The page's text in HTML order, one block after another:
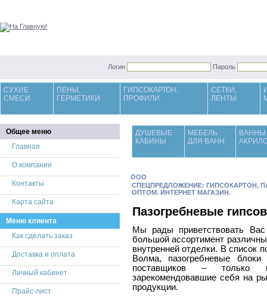
Логин Пароль
СУХИЕ
СМЕСИ
ПЕНЫ,
ГЕРМЕТИКИ
ГИПСОКАРТОН,
ПРОФИЛИ
СЕТКИ,
ЛЕНТЫ
Общее меню
Главная
О компании
Контакты
Карта сайта
Меню клиента
Как сделать заказ
Доставка и оплата
Личный кабинет
Прайс-лист
ДУШЕВЫЕ
КАБИНЫ
МЕБЕЛЬ
ДЛЯ ВАНН
ВАННЫ
OOO
СПЕЦПРЕДЛОЖЕНИЕ: ГИПСОКАРТОН,
ОПТОМ. ИНТЕРНЕТ МАГАЗИН.
Пазогребневые
Мы рады приветствовать
большой ассортимент
внутренней отделки. В список
Волма, пазогребневые
поставщиков – только
зарекомендовавшие себя на
продукции.